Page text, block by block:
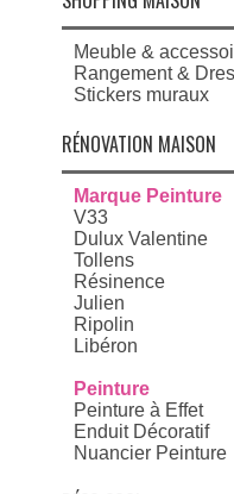
Meuble &
Rangement &
Stickers muraux
RÉNOVATION MAISON
Marque Peinture
V33
Dulux Valentine
Tollens
Résinence
Julien
Ripolin
Libéron
Peinture
Peinture à Effet
Enduit Décoratif
Nuancier Peinture